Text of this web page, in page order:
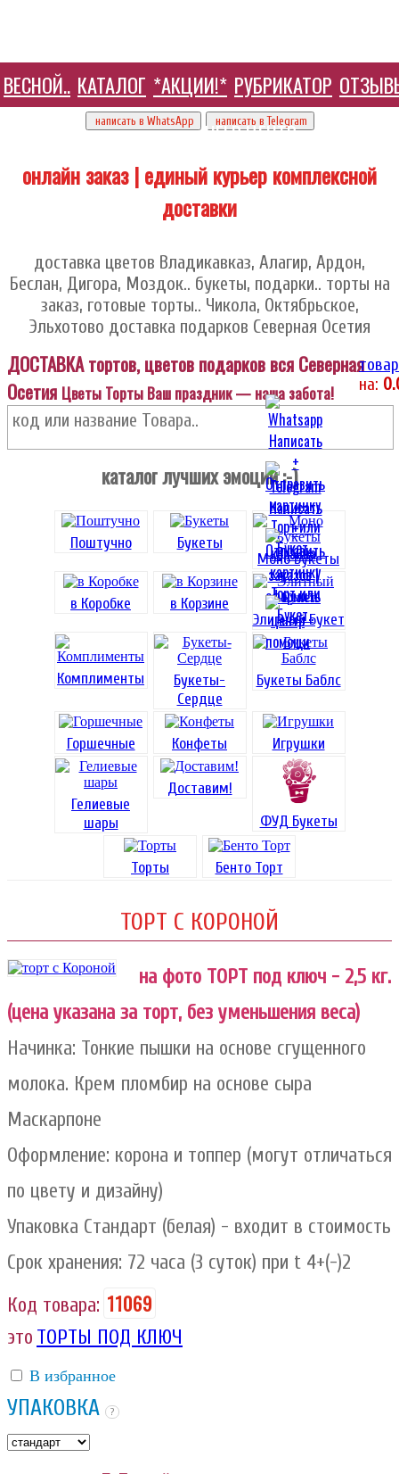
ВЕСНОЙ.. КАТАЛОГ *АКЦИИ!* РУБРИКАТОР
HELP ЦЕНТР
+7 905 410 70 10
написать в WhatsApp написать в Telegram
онлайн заказ | единый курьер комплексной
доставки
доставка цветов Владикавказ, Алагир, Ардон,
Беслан, Дигора, Моздок.. букеты, подарки.. торты на
заказ, готовые торты.. Чикола, Октябрьское,
Эльхотово доставка подарков Северная Осетия
на:
ДОСТАВКА тортов, цветов подарков вся Северная
Осетия Цветы Торты Ваш праздник — наша забота!
каталог лучших эмоций :-)
Поштучно
Букеты
Моно Букеты
в Коробке
в Корзине
Элитный Букет
Комплименты
Букеты-
Сердце
Букеты Баблс
Горшечные Конфеты Игрушки
Гелиевые
шары
Доставим!
ФУД Букеты
Торты Бенто Торт
ТОРТ С КОРОНОЙ
на фото ТОРТ под ключ - 2,5 кг.
(цена указана за торт, без уменьшения веса)
Начинка: Тонкие пышки на основе сгущенного
молока. Крем пломбир на основе сыра
Маскарпоне
Оформление: корона и топпер (могут отличаться
по цвету и дизайну)
Упаковка Стандарт (белая) - входит в стоимость
Срок хранения: 72 часа (3 суток) при t 4+(-)2
Код товара: 11069
это ТОРТЫ ПОД КЛЮЧ
В избранное
УПАКОВКА ?